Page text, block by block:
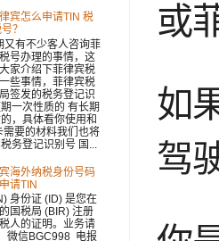
或
如
驾
宾怎么申请TIN 税
？
又有不少客人咨询菲
号办理的事情，这
家介绍下菲律宾税
些事情，菲律宾税
签发的税务登记识
一次性质的 有长期
，具体看你使用和
需要的材料我们也将
务登记识别号 国...
海外纳税身份号码
请TIN
身份证 (ID) 是您在
国税局 (BIR) 注册
人的证明。业务请
微信BGC998 电报